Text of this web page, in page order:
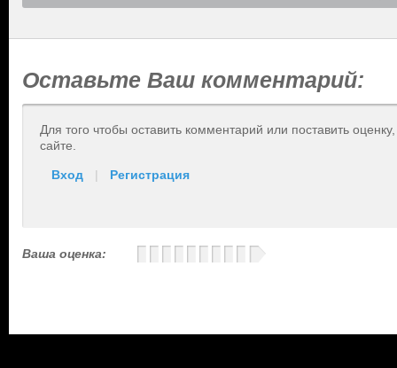
Оставьте Ваш комментарий:
Для того чтобы оставить комментарий или поставить
сайте.
Вход | Регистрация
Ваша оценка: